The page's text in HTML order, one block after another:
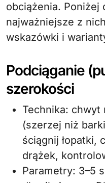
obciążenia. Poniżej
najważniejsze z
wskazówki i
Podciąganie
szerokości
Technika:
(szerzej niż
ściągnij łopatki,
drążek,
Parametry: 3–5